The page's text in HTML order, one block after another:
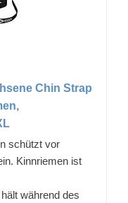
Chin Strap
schützt vor
Kinnriemen ist
während des